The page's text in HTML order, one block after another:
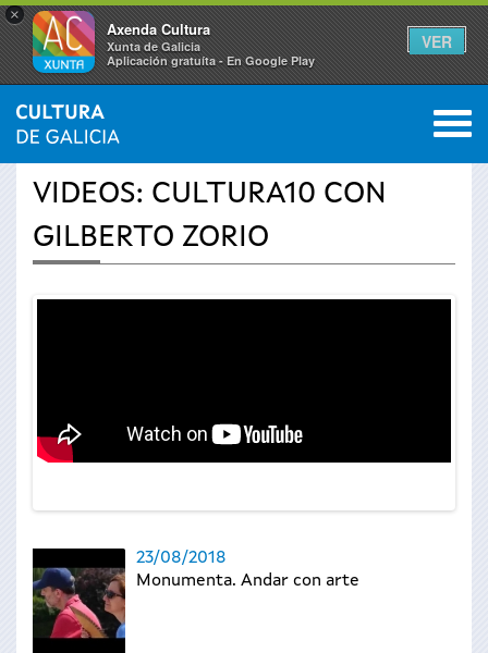
×
Axenda Cultura
Xunta de Galicia
Aplicación gratuíta - En Google Play
VER
Vostede
aquí
INICIO › ACTUALIDADE 0
VIDEOS: CULTURA10 CON
GILBERTO ZORIO
23/08/2018
Monumenta. Andar con arte